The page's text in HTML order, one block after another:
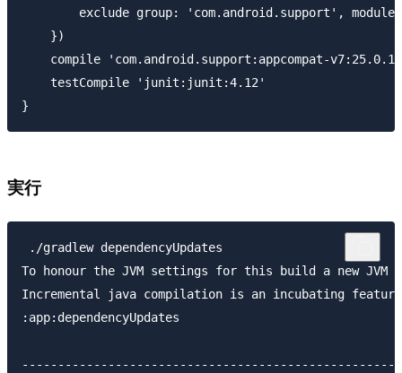
exclude group: 'com.android.support',
    })
    compile 'com.android.support:appcompat-v7:25.0.1'
    testCompile 'junit:junit:4.12'
実行
./gradlew dependencyUpdates
To honour the JVM settings for this build a new JVM
Incremental java compilation is an incubating
:app:dependencyUpdates